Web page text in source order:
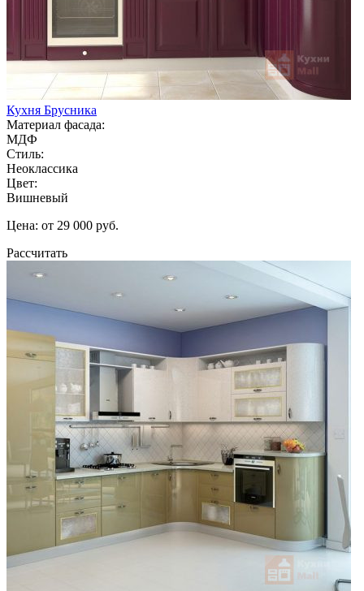
Кухня Брусника
Материал фасада:
МДФ
Стиль:
Неоклассика
Цвет:
Вишневый
Цена: от 29 000 руб.
Рассчитать